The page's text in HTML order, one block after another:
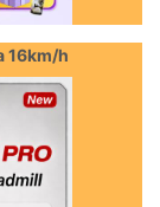
16km/h